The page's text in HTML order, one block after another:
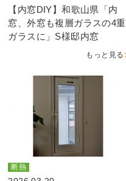
【内窓DIY】和歌山県「内
窓、外窓も複層ガラスの4重
ガラスに」S様邸内窓
もっと見る
断熱